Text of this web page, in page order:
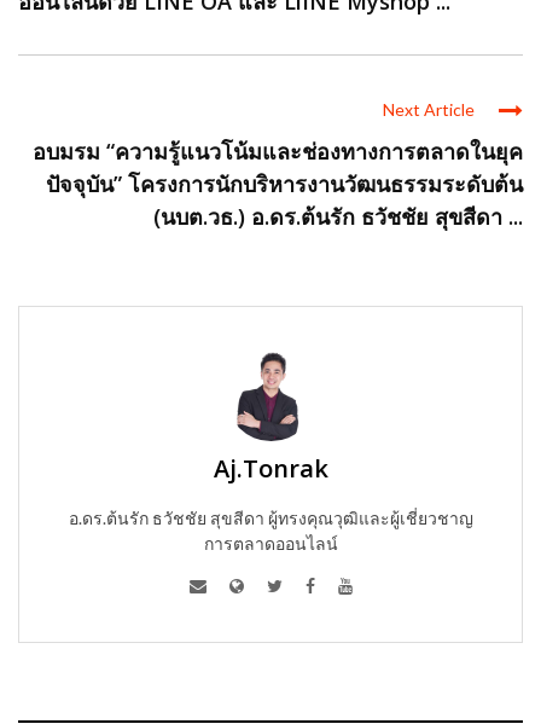
Next Article
อบมรม “ความรู้แนวโน้มและช่องทางการตลาดในยุค
ปัจจุบัน” โครงการนักบริหารงานวัฒนธรรมระดับต้น
(นบต.วธ.) อ.ดร.ต้นรัก ธวัชชัย สุขสีดา ...
Aj.Tonrak
อ.ดร.ต้นรัก ธวัชชัย สุขสีดา ผู้ทรงคุณวุฒิและผู้เชี่ยวชาญ
การตลาดออนไลน์